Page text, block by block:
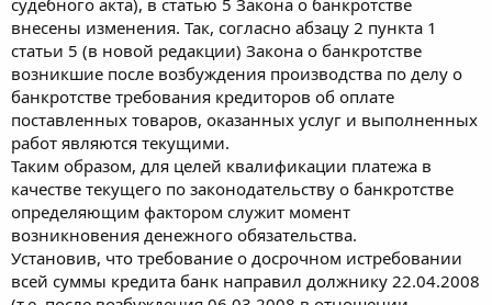
судебного акта), в статью 5 Закона о банкротстве
внесены изменения. Так, согласно абзацу 2 пункта 1
статьи 5 (в новой редакции) Закона о банкротстве
возникшие после возбуждения производства по делу о
банкротстве требования кредиторов об оплате
поставленных товаров, оказанных услуг и выполненных
работ являются текущими.
Таким образом, для целей квалификации платежа в
качестве текущего по законодательству о банкротстве
определяющим фактором служит момент
возникновения денежного обязательства.
Установив, что требование о досрочном истребовании
всей суммы кредита банк направил должнику 22.04.2008